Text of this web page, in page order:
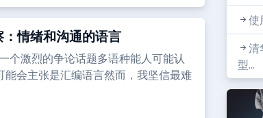
情绪和沟通的语言
个激烈的争论话题多语种能人可能认
能会主张是汇编语言然而，我坚信最难
使
清
型...